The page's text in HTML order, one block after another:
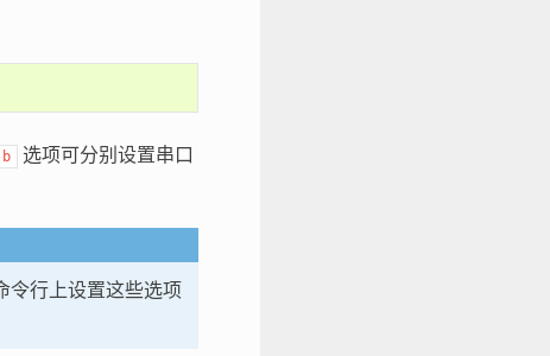
选项可分别设置串口
令行上设置这些选项